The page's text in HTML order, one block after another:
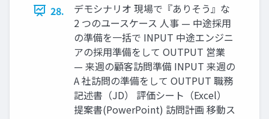
28.
デモシナリオ 現場で『ありそう』な
2 つのユースケース 人事 — 中途採用
の準備を一括で INPUT 中途エンジニ
アの採用準備をして OUTPUT 営業
— 来週の顧客訪問準備 INPUT 来週の
A 社訪問の準備をして OUTPUT 職務
記述書（JD） 評価シート（Excel）
提案書(PowerPoint) 訪問計画 移動ス